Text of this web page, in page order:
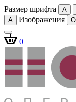
Размер шрифта A
A
Изображения
0